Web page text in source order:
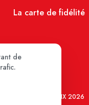
La carte de fidélité
MEDIPRIX 2026
de